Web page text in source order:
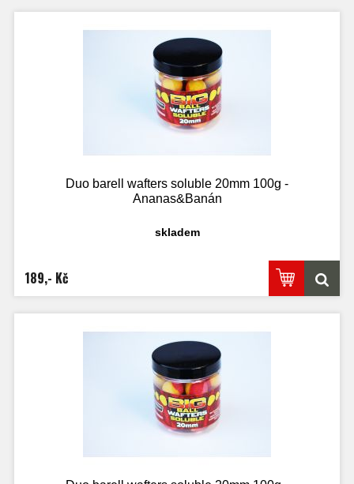
Duo barell wafters soluble 20mm 100g -
Ananas&Banán
skladem
189,- Kč